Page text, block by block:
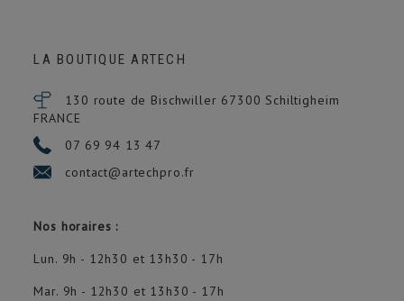
LA BOUTIQUE ARTECH
130 route de Bischwiller 67300 Schiltigheim
FRANCE
07 69 94 13 47
contact@artechpro.fr
Nos horaires :
Lun. 9h - 12h30 et 13h30 - 17h
Mar. 9h - 12h30 et 13h30 - 17h